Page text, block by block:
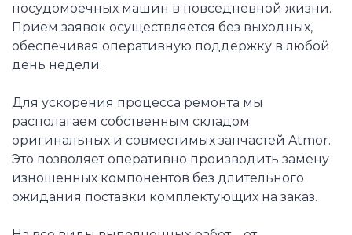
посудомоечных машин в повседневной жизни.
Прием заявок осуществляется без выходных,
обеспечивая оперативную поддержку в любой
день недели.
Для ускорения процесса ремонта мы
располагаем собственным складом
оригинальных и совместимых запчастей Atmor.
Это позволяет оперативно производить замену
изношенных компонентов без длительного
ожидания поставки комплектующих на заказ.